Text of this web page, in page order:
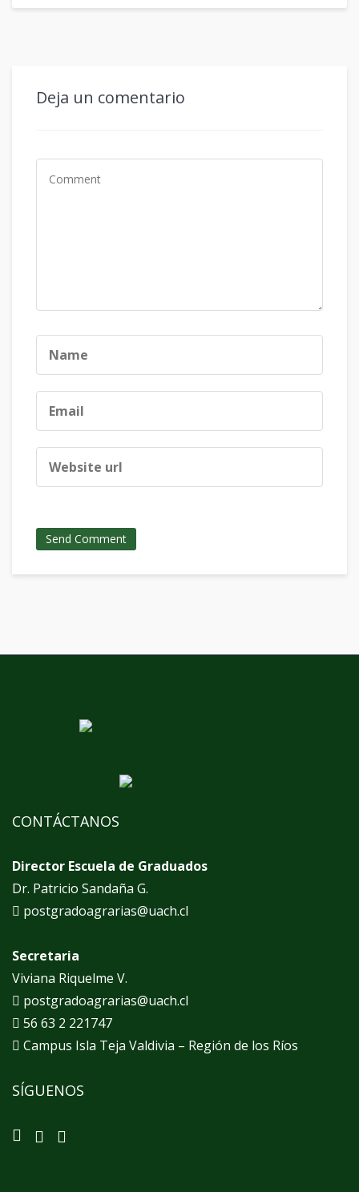
Deja un comentario
CONTÁCTANOS
Director Escuela de Graduados
Dr. Patricio Sandaña G.
postgradoagrarias@uach.cl
Secretaria
Viviana Riquelme V.
postgradoagrarias@uach.cl
56 63 2 221747
Campus Isla Teja Valdivia – Región de los Ríos
SÍGUENOS